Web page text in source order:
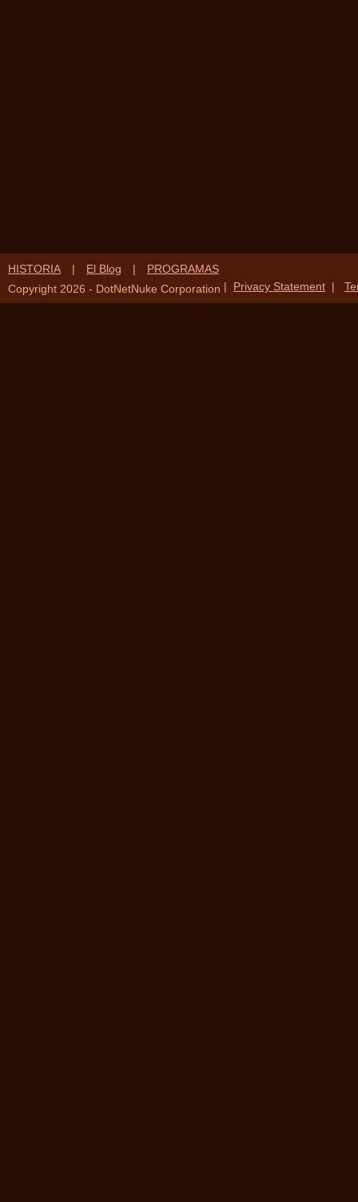
HISTORIA | El Blog |
PROGRAMAS
Copyright 2026 - DotNetNuke Corporation | Privacy Statement |